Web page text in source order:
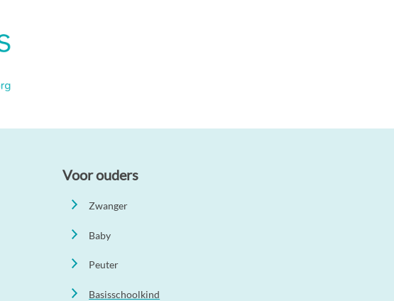
Voor ouders
Zwanger
Baby
Peuter
Basisschoolkind